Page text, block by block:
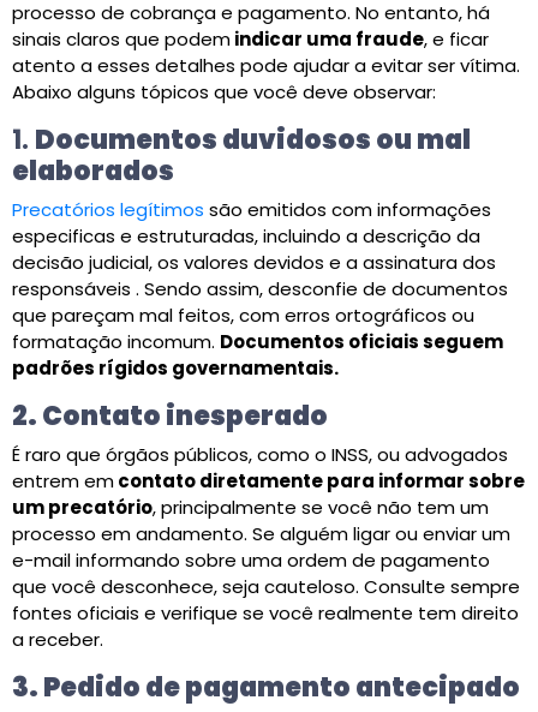
processo de cobrança e pagamento. No entanto, há
sinais claros que podemindicar uma fraude, e ficar
atento a esses detalhes pode ajudar a evitar ser vítima.
Abaixo alguns tópicos que você deve observar:
1. Documentos duvidosos ou mal
elaborados
Precatórios legítimos são emitidos com informações
especificas e estruturadas, incluindo a descrição da
decisão judicial, os valores devidos e a assinatura dos
responsáveis ​. Sendo assim, desconfie de documentos
que pareçam mal feitos, com erros ortográficos ou
formatação incomum. Documentos oficiais seguem
padrões rígidos governamentais.
2. Contato inesperado
É raro que órgãos públicos, como o INSS, ou advogados
entrem emcontato diretamente para informar sobre
um precatório, principalmente se você não tem um
processo em andamento. Se alguém ligar ou enviar um
e-mail informando sobre uma ordem de pagamento
que você desconhece, seja cauteloso. Consulte sempre
fontes oficiais e verifique se você realmente tem direito
a receber.
3. Pedido de pagamento antecipado